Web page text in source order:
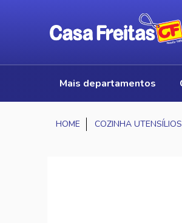
mais departamentos
COZINHA UTENSÍLIOS